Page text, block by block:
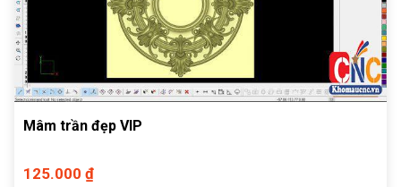
Mâm trần đẹp VIP
125.000 ₫